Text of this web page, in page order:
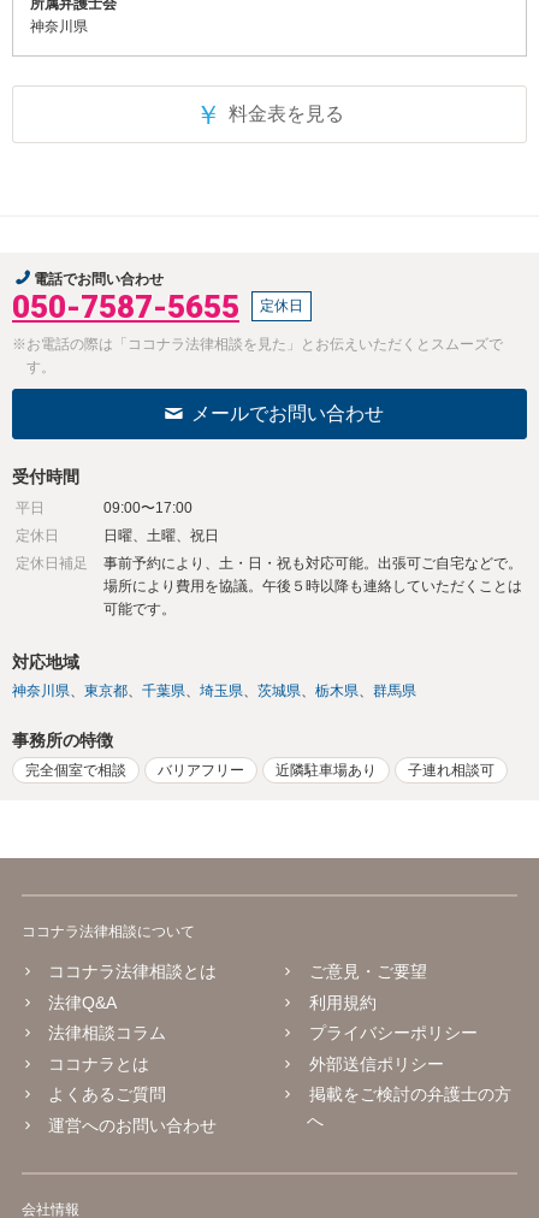
所属弁護士会
神奈川県
￥ 料金表を見る
電話でお問い合わせ
050-7587-5655 定休日
※お電話の際は「ココナラ法律相談を見た」とお伝えいただくとスムーズで
す。
メールでお問い合わせ
受付時間
平日
09:00〜17:00
定休日
日曜、土曜、祝日
定休日補足
事前予約により、土・日・祝も対応可能。出張可ご自宅などで。
場所により費用を協議。午後５時以降も連絡していただくことは
可能です。
対応地域
神奈川県 東京都 千葉県 埼玉県 茨城県 栃木県 群馬県
事務所の特徴
完全個室で相談 バリアフリー 近隣駐車場あり 子連れ相談可
ココナラ法律相談について
ココナラ法律相談とは
法律Q&A
法律相談コラム
ココナラとは
よくあるご質問
運営へのお問い合わせ
ご意見・ご要望
利用規約
プライバシーポリシー
外部送信ポリシー
掲載をご検討の弁護士の方
へ
会社情報